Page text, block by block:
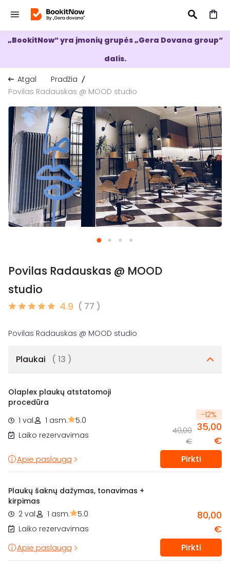
IEŠKOTI
„BookitNow“ yra įmonių grupės „Gera Dovana group“
dalis.
Atgal
Pradžia
Povilas Radauskas @ MOOD studio
Povilas Radauskas @ MOOD
studio
4.9 ( 77 )
Plaukai ( 13 )
Olaplex plaukų atstatomoji
procedūra
1 val.
1 asm.
5.0
Laiko rezervavimas
-12%
40,00
€
35,00
€
Apie paslaugą Pirkti
Plaukų šaknų dažymas, tonavimas +
kirpimas
2 val.
1 asm.
5.0
Laiko rezervavimas
80,00
€
Apie paslaugą Pirkti